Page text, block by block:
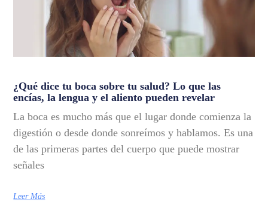
¿Qué dice tu boca sobre tu salud? Lo que las
encías, la lengua y el aliento pueden revelar
La boca es mucho más que el lugar donde comienza la
digestión o desde donde sonreímos y hablamos. Es una
de las primeras partes del cuerpo que puede mostrar
señales
Leer Más